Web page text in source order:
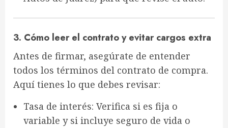
3. Cómo leer el contrato y evitar cargos extra
Antes de firmar, asegúrate de entender
todos los términos del contrato de compra.
Aquí tienes lo que debes revisar:
Tasa de interés: Verifica si es fija o
variable y si incluye seguro de vida o